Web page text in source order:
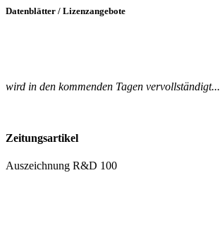
Datenblätter / Lizenzangebote
wird in den kommenden Tagen vervollständigt...
Zeitungsartikel
Auszeichnung R&D 100